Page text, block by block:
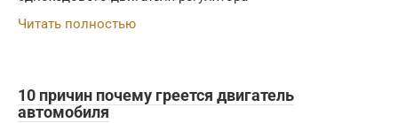
Читать полностью
10 причин почему греется двигатель
автомобиля